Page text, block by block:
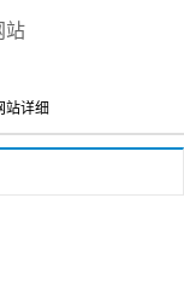
站
站详细